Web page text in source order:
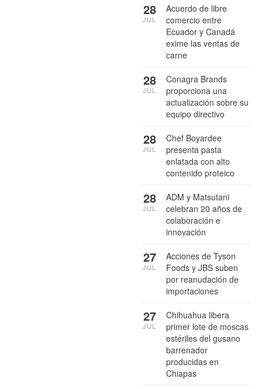
Acuerdo de libre
comercio entre
Ecuador y Canadá
exime las ventas de
carne
28
JUL
Conagra Brands
proporciona una
actualización sobre su
equipo directivo
28
JUL
Chef Boyardee
presenta pasta
enlatada con alto
contenido proteico
28
JUL
ADM y Matsutani
celebran 20 años de
colaboración e
innovación
28
JUL
Acciones de Tyson
Foods y JBS suben
por reanudación de
importaciones
27
JUL
Chihuahua libera
primer lote de moscas
estériles del gusano
barrenador
producidas en
Chiapas
27
JUL